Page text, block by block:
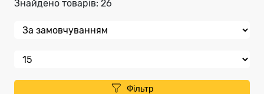
Знайдено товарів: 26
Фільтр